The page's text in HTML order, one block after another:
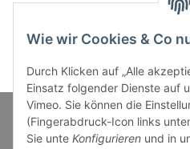
Informationen
Wie wir Cookies & Co
Durch Klicken auf „Alle
Einsatz folgender Dienste auf
Vimeo. Sie können die
(Fingerabdruck-Icon links
Sie unte Konfigurieren und in